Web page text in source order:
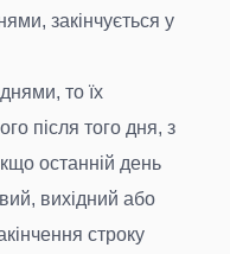
закінчується у
то їх
після того дня, з
останній день
вихідний або
строку